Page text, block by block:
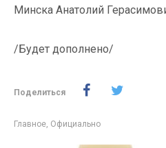
Минска Анатолий
/Будет дополнено/
Поделиться
Главное, Официально